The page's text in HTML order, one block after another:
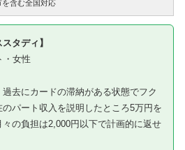
を含む全国対応
タディ】
・女性
過去にカードの滞納がある状態でフク
パート収入を説明したところ5万円を
の負担は2,000円以下で計画的に返せ